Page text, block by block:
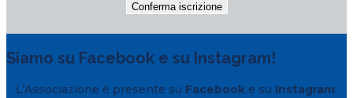
Siamo su Facebook e su Instagram!
L’Associazione è presente su Facebook e su Instagram: